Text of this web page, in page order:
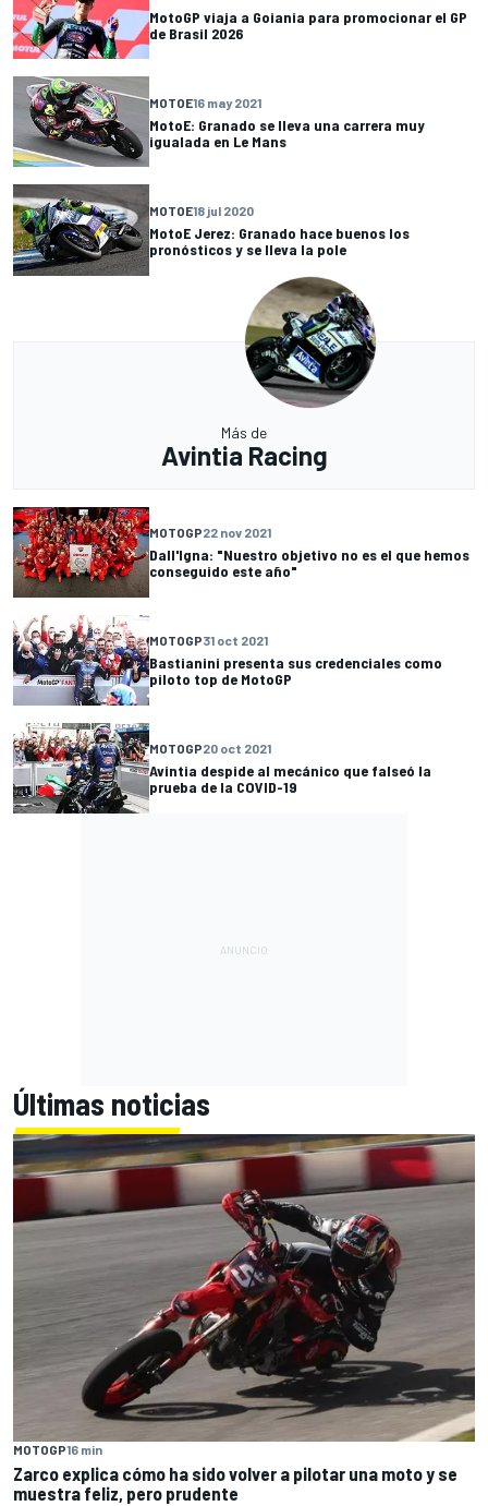
MotoGP viaja a Goiania para promocionar el GP
de Brasil 2026
MOTOE16 may 2021
MotoE: Granado se lleva una carrera muy
igualada en Le Mans
MOTOE18 jul 2020
MotoE Jerez: Granado hace buenos los
pronósticos y se lleva la pole
Más de
Avintia Racing
MOTOGP22 nov 2021
Dall'Igna: "Nuestro objetivo no es el que hemos
conseguido este año"
MOTOGP31 oct 2021
Bastianini presenta sus credenciales como
piloto top de MotoGP
MOTOGP20 oct 2021
Avintia despide al mecánico que falseó la
prueba de la COVID-19
Últimas noticias
MOTOGP16 min
Zarco explica cómo ha sido volver a pilotar una moto y se
muestra feliz, pero prudente